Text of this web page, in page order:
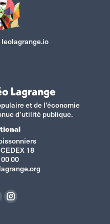
leolagrange.io
Lagrange
et de l'économie
d’utilité publique.
18
00
La